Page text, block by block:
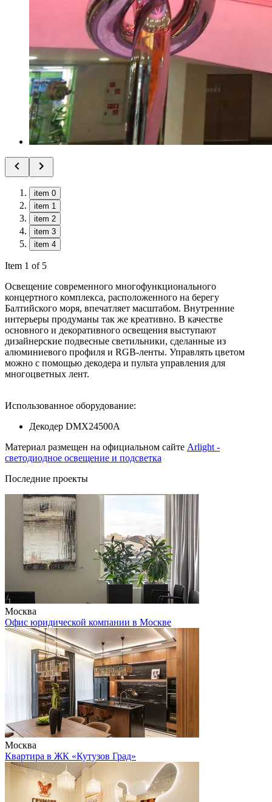
item 0
item 1
item 2
item 3
item 4
Item 1 of 5
Освещение современного многофункционального
концертного комплекса, расположенного на берегу
Балтийского моря, впечатляет масштабом. Внутренние
интерьеры продуманы так же креативно. В качестве
основного и декоративного освещения выступают
дизайнерские подвесные светильники, сделанные из
алюминиевого профиля и RGB-ленты. Управлять цветом
можно с помощью декодера и пульта управления для
многоцветных лент.
Использованное оборудование:
Декодер DMX24500A
Материал размещен на официальном сайте Arlight -
светодиодное освещение и подсветка
Последние проекты
Москва
Офис юридической компании в Москве
Москва
Квартира в ЖК «Кутузов Град»